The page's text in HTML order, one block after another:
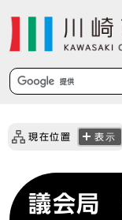
現在位置 表示
議会局